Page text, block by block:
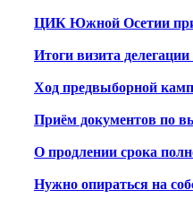
ЦИК Южной Осетии
Итоги визита
Ход предвыборной
Приём документов по
О продлении срока
Нужно опираться на